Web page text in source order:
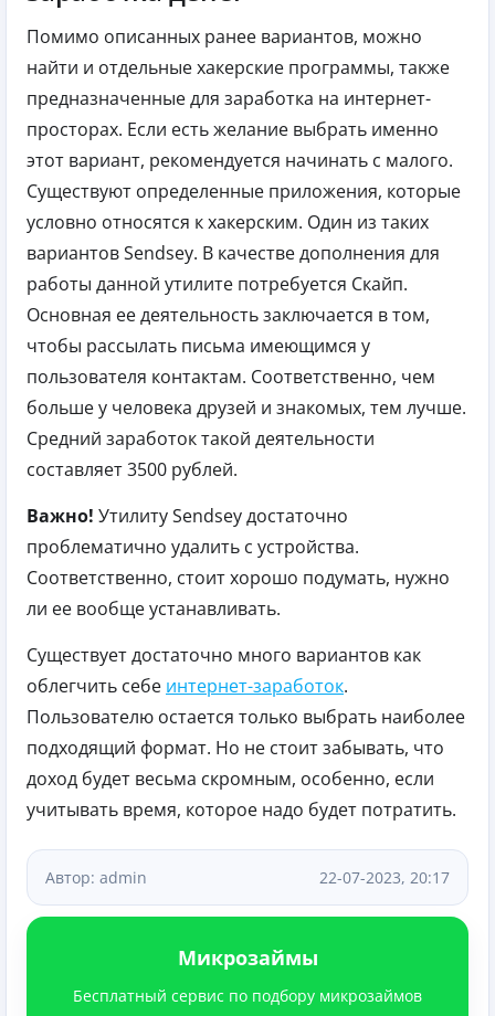
Помимо описанных ранее вариантов, можно
найти и отдельные хакерские программы, также
предназначенные для заработка на интернет-
просторах. Если есть желание выбрать именно
этот вариант, рекомендуется начинать с малого.
Существуют определенные приложения, которые
условно относятся к хакерским. Один из таких
вариантов Sendsey. В качестве дополнения для
работы данной утилите потребуется Скайп.
Основная ее деятельность заключается в том,
чтобы рассылать письма имеющимся у
пользователя контактам. Соответственно, чем
больше у человека друзей и знакомых, тем лучше.
Средний заработок такой деятельности
составляет 3500 рублей.
Важно! Утилиту Sendsey достаточно
проблематично удалить с устройства.
Соответственно, стоит хорошо подумать, нужно
ли ее вообще устанавливать.
Существует достаточно много вариантов как
облегчить себе интернет-заработок.
Пользователю остается только выбрать наиболее
подходящий формат. Но не стоит забывать, что
доход будет весьма скромным, особенно, если
учитывать время, которое надо будет потратить.
Автор: admin 22-07-2023, 20:17
Микрозаймы
Бесплатный сервис по подбору микрозаймов